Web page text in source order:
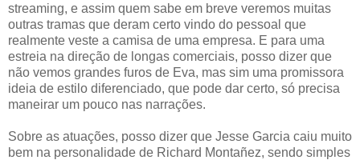
streaming, e assim quem sabe em breve veremos muitas
outras tramas que deram certo vindo do pessoal que
realmente veste a camisa de uma empresa. E para uma
estreia na direção de longas comerciais, posso dizer que
não vemos grandes furos de Eva, mas sim uma promissora
ideia de estilo diferenciado, que pode dar certo, só precisa
maneirar um pouco nas narrações.
Sobre as atuações, posso dizer que Jesse Garcia caiu muito
bem na personalidade de Richard Montañez, sendo simples